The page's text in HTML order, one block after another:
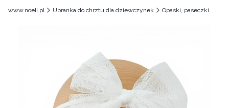
www.noeli.pl Ubranka do chrztu dla dziewczynek Opaski, paseczki